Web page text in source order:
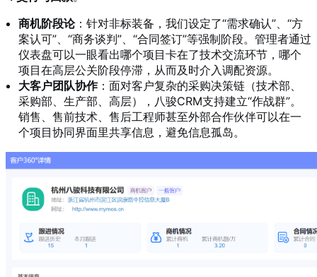
商机阶段论：针对非标装备，我们设定了“需求确认”、“方
案认可”、“商务谈判”、“合同签订”等强制阶段。管理者通过
仪表盘可以一眼看出哪个项目卡在了技术交流环节，哪个
项目在高层公关阶段停滞，从而及时介入调配资源。
大客户团队协作：面对客户复杂的采购决策链（技术部、
采购部、生产部、高层），八骏CRM支持建立“作战群”。
销售、售前技术、售后工程师甚至外部合作伙伴可以在一
个项目协同界面里共享信息，避免信息孤岛。